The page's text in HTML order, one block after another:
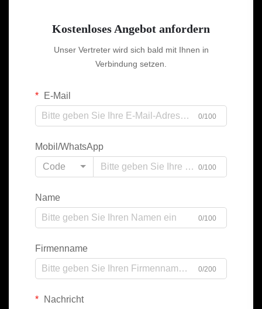
Kostenloses Angebot anfordern
Unser Vertreter wird sich bald mit Ihnen in
Verbindung setzen.
E-Mail
0/100
Mobil/WhatsApp
Code
0/100
Name
0/100
Firmenname
0/200
Nachricht